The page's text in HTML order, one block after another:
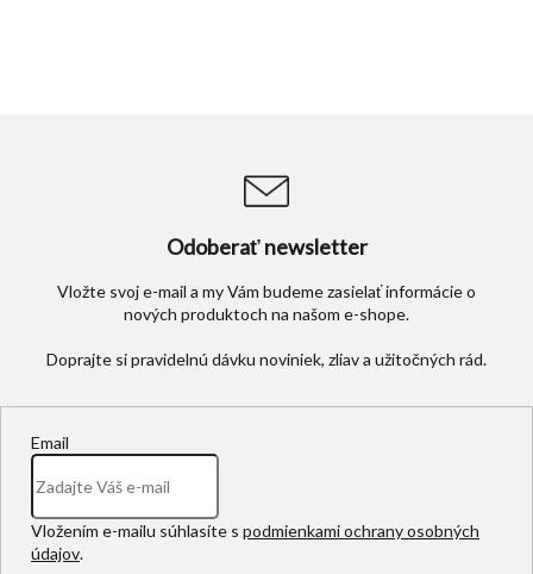
Odoberať newsletter
Vložte svoj e-mail a my Vám budeme zasielať informácie o
nových produktoch na našom e-shope.
Email
Vložením e-mailu súhlasíte s podmienkami ochrany osobných
údajov.